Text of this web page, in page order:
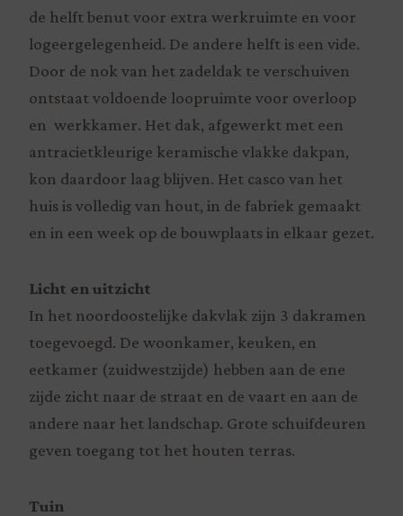
de helft benut voor extra werkruimte en voor
logeergelegenheid. De andere helft is een vide.
Door de nok van het zadeldak te verschuiven
ontstaat voldoende loopruimte voor overloop
en werkkamer. Het dak, afgewerkt met een
antracietkleurige keramische vlakke dakpan,
kon daardoor laag blijven. Het casco van het
huis is volledig van hout, in de fabriek gemaakt
en in een week op de bouwplaats in elkaar gezet.
Licht en uitzicht
In het noordoostelijke dakvlak zijn 3 dakramen
toegevoegd. De woonkamer, keuken, en
eetkamer (zuidwestzijde) hebben aan de ene
zijde zicht naar de straat en de vaart en aan de
andere naar het landschap. Grote schuifdeuren
geven toegang tot het houten terras.
Tuin